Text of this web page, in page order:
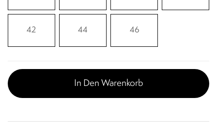
42 44 46
In Den Warenkorb